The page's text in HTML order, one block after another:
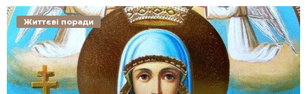
Життєві поради